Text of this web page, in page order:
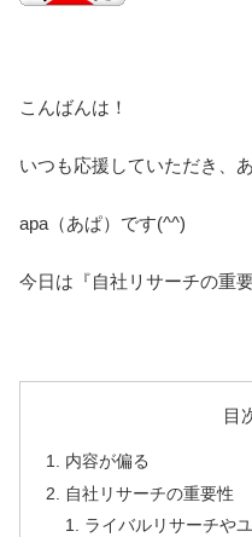
こんばんは！
いつも応援していただき、
apa（あぱ）です(^^)
今日は『自社リサーチの重
目
内容が偏る
自社リサーチの重要性
ライバルリサーチや